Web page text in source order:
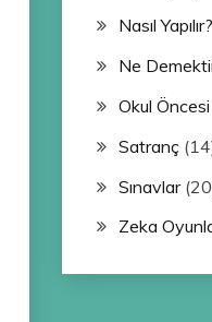
Nasıl Yapılır?
Ne
Okul Öncesi
Satranç
Sınavlar
Zeka